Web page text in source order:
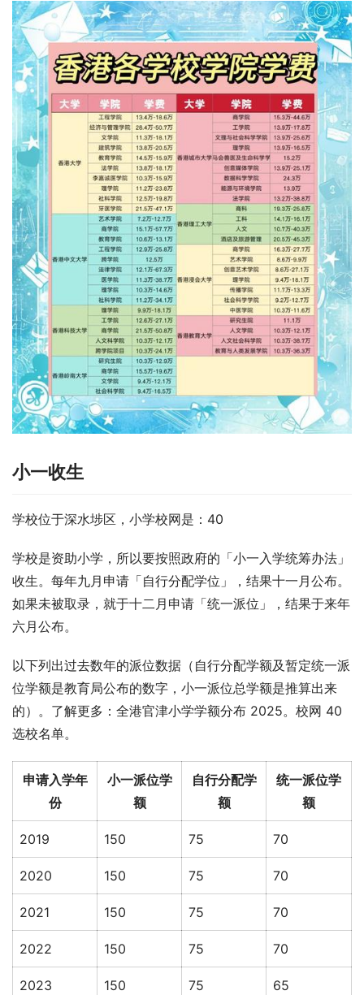
小一收生
学校位于深水埗区，小学校网是：40
学校是资助小学，所以要按照政府的「小一入学统筹办法」
收生。每年九月申请「自行分配学位」，结果十一月公布。
如果未被取录，就于十二月申请「统一派位」，结果于来年
六月公布。
以下列出过去数年的派位数据（自行分配学额及暂定统一派
位学额是教育局公布的数字，小一派位总学额是推算出来
的）。了解更多：全港官津小学学额分布 2025。校网 40
选校名单。
申请入学年
份
小一派位学
额
自行分配学
额
统一派位学
额
2019 150 75 70
2020 150 75 70
2021 150 75 70
2022 150 75 70
2023 150 75 65